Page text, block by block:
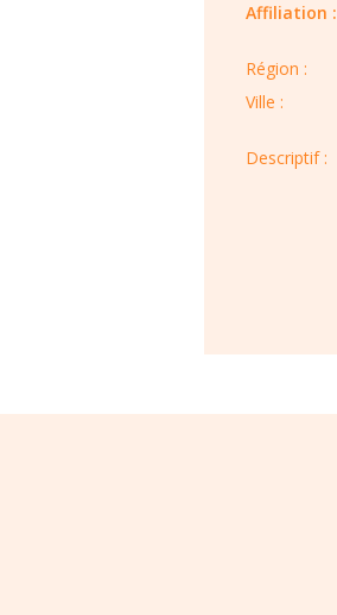
Affiliation :
Région :​​
Ville :​​
Descriptif :​